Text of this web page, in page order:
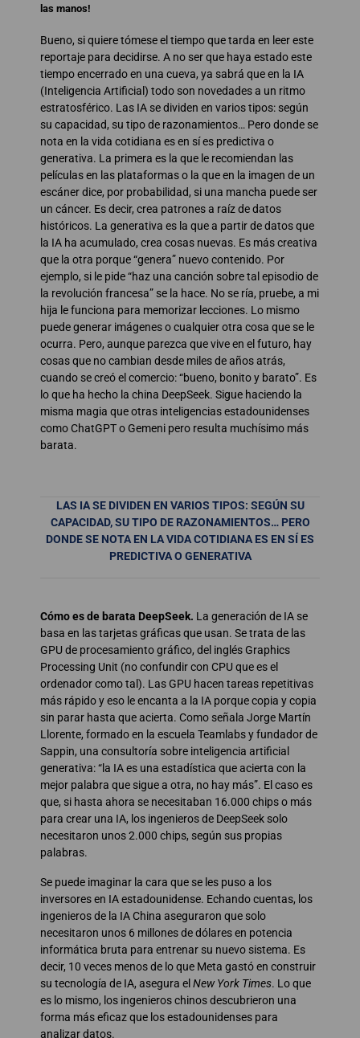
las manos!
Bueno, si quiere tómese el tiempo que tarda en leer este
reportaje para decidirse. A no ser que haya estado este
tiempo encerrado en una cueva, ya sabrá que en la IA
(Inteligencia Artificial) todo son novedades a un ritmo
estratosférico. Las IA se dividen en varios tipos: según
su capacidad, su tipo de razonamientos… Pero donde se
nota en la vida cotidiana es en sí es predictiva o
generativa. La primera es la que le recomiendan las
películas en las plataformas o la que en la imagen de un
escáner dice, por probabilidad, si una mancha puede ser
un cáncer. Es decir, crea patrones a raíz de datos
históricos. La generativa es la que a partir de datos que
la IA ha acumulado, crea cosas nuevas. Es más creativa
que la otra porque “genera” nuevo contenido. Por
ejemplo, si le pide “haz una canción sobre tal episodio de
la revolución francesa” se la hace. No se ría, pruebe, a mi
hija le funciona para memorizar lecciones. Lo mismo
puede generar imágenes o cualquier otra cosa que se le
ocurra. Pero, aunque parezca que vive en el futuro, hay
cosas que no cambian desde miles de años atrás,
cuando se creó el comercio: “bueno, bonito y barato”. Es
lo que ha hecho la china DeepSeek. Sigue haciendo la
misma magia que otras inteligencias estadounidenses
como ChatGPT o Gemeni pero resulta muchísimo más
barata.
LAS IA SE DIVIDEN EN VARIOS TIPOS: SEGÚN SU
CAPACIDAD, SU TIPO DE RAZONAMIENTOS… PERO
DONDE SE NOTA EN LA VIDA COTIDIANA ES EN SÍ ES
PREDICTIVA O GENERATIVA
Cómo es de barata DeepSeek. La generación de IA se
basa en las tarjetas gráficas que usan. Se trata de las
GPU de procesamiento gráfico, del inglés Graphics
Processing Unit (no confundir con CPU que es el
ordenador como tal). Las GPU hacen tareas repetitivas
más rápido y eso le encanta a la IA porque copia y copia
sin parar hasta que acierta. Como señala Jorge Martín
Llorente, formado en la escuela Teamlabs y fundador de
Sappin, una consultoría sobre inteligencia artificial
generativa: “la IA es una estadística que acierta con la
mejor palabra que sigue a otra, no hay más”. El caso es
que, si hasta ahora se necesitaban 16.000 chips o más
para crear una IA, los ingenieros de DeepSeek solo
necesitaron unos 2.000 chips, según sus propias
palabras.
Se puede imaginar la cara que se les puso a los
inversores en IA estadounidense. Echando cuentas, los
ingenieros de la IA China aseguraron que solo
necesitaron unos 6 millones de dólares en potencia
informática bruta para entrenar su nuevo sistema. Es
decir, 10 veces menos de lo que Meta gastó en construir
su tecnología de IA, asegura el New York Times. Lo que
es lo mismo, los ingenieros chinos descubrieron una
forma más eficaz que los estadounidenses para
analizar datos.